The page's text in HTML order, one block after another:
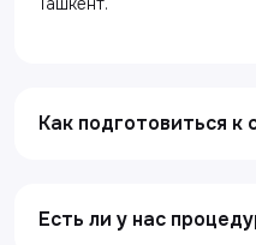
Как подготовиться к
Есть ли у нас
Услуги
Ультразвуковая